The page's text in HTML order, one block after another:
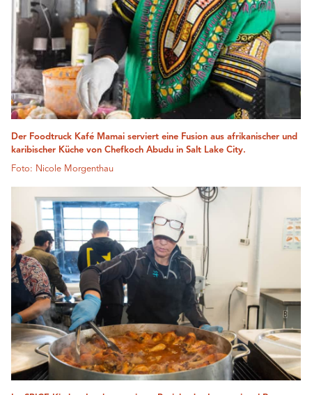
Der Foodtruck Kafé Mamai serviert eine Fusion aus afrikanischer und
karibischer Küche von Chefkoch Abudu in Salt Lake City.
Foto: Nicole Morgenthau